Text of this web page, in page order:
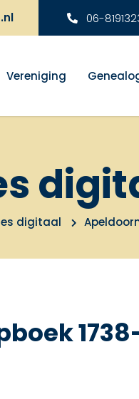
06-
Vereniging
digitaal
1738-